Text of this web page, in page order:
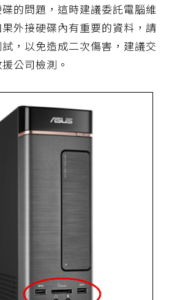
的問題，這時建議委託電腦維
外接硬碟內有重要的資料，請
，以免造成二次傷害，建議交
公司檢測。